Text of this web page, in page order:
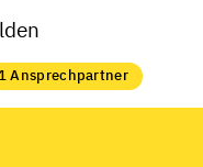
Ansprechpartner